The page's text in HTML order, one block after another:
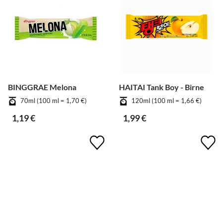
BINGGRAE Melona
70ml (100 ml = 1,70 €)
1,19 €
HAITAI Tank Boy - Birne
120ml (100 ml = 1,66 €)
1,99 €